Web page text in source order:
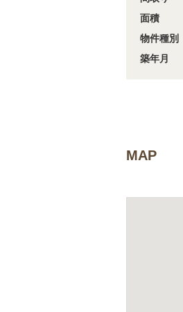
面積
物件種別
築年月
MAP